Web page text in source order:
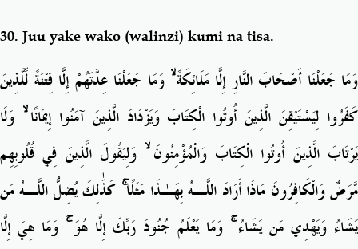
30. Juu yake wako (walinzi) kumi na tisa.
وَمَا جَعَلْنَا أَصْحَابَ النَّارِ إِلَّا مَلَائِكَةًۙ وَمَا جَعَلْنَا عِدَّتَهُمْ إِلَّا فِتْنَةً لِّلَّذِينَ
كَفَرُوا لِيَسْتَيْقِنَ الَّذِينَ أُوتُوا الْكِتَابَ وَيَزْدَادَ الَّذِينَ آمَنُوا إِيمَانًاۙ وَلَا
يَرْتَابَ الَّذِينَ أُوتُوا الْكِتَابَ وَالْمُؤْمِنُونَۙ وَلِيَقُولَ الَّذِينَ فِي قُلُوبِهِم
مَّرَضٌ وَالْكَافِرُونَ مَاذَا أَرَادَ اللَّـهُ بِهَـٰذَا مَثَلًاۚ كَذَٰلِكَ يُضِلُّ اللَّـهُ مَن
يَشَاءُ وَيَهْدِي مَن يَشَاءُۚ وَمَا يَعْلَمُ جُنُودَ رَبِّكَ إِلَّا هُوَۚ وَمَا هِيَ إِلَّا